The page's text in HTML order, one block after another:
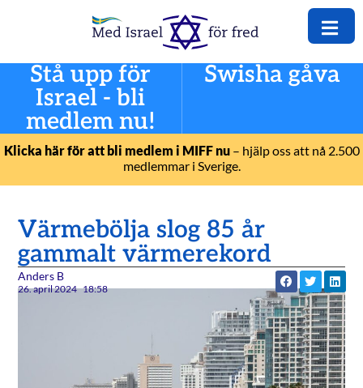
Stå upp för
Israel - bli
medlem nu!
Swisha gåva
Klicka här för att bli medlem i MIFF nu– hjälp oss att nå 2.500
medlemmar i Sverige.
Värmebölja slog 85 år
gammalt värmerekord
Anders B
26. april 2024 18:58